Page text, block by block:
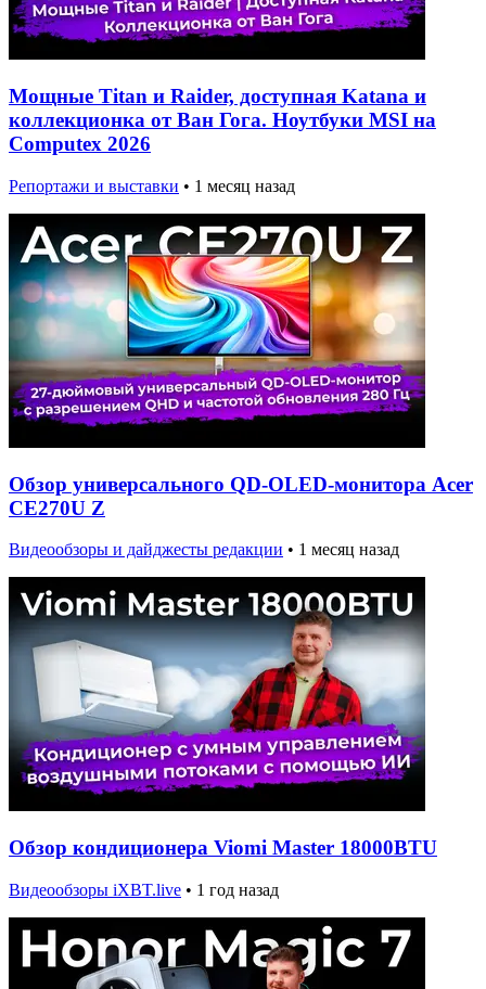
Мощные Titan и Raider, доступная Katana и
коллекционка от Ван Гога. Ноутбуки MSI на
Computex 2026
Репортажи и выставки • 1 месяц назад
Обзор универсального QD-OLED-монитора Acer
CE270U Z
Видеообзоры и дайджесты редакции • 1 месяц назад
Обзор кондиционера Viomi Master 18000BTU
Видеообзоры iXBT.live • 1 год назад